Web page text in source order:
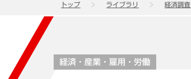
トップ ライブラリ 経済調査
経済・産業・雇用・労働